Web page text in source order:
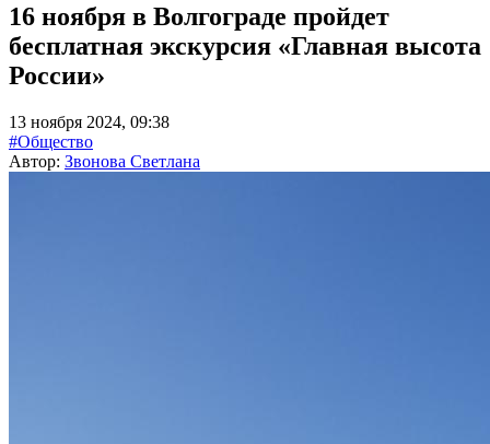
16 ноября в Волгограде пройдет
бесплатная экскурсия «Главная высота
России»
13 ноября 2024, 09:38
#Общество
Автор: Звонова Светлана